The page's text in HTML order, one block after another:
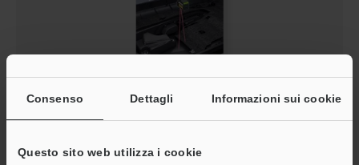
Consenso Dettagli Informazioni sui cookie
Questo sito web utilizza i cookie
Serie IX Guida alle applicazioni Industria